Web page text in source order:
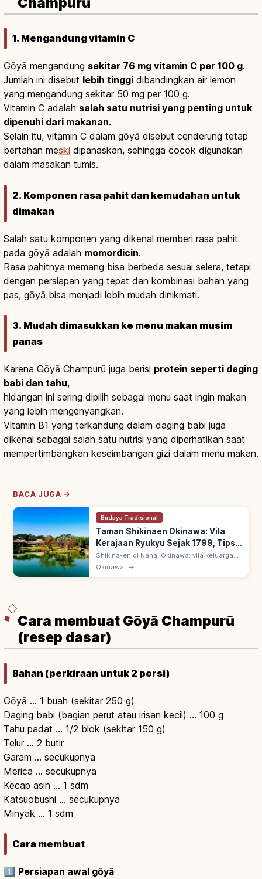
1. Mengandung vitamin C
Gōyā mengandung sekitar 76 mg vitamin C per 100 g.
Jumlah ini disebut lebih tinggi dibandingkan air lemon
yang mengandung sekitar 50 mg per 100 g.
Vitamin C adalah salah satu nutrisi yang penting untuk
dipenuhi dari makanan.
Selain itu, vitamin C dalam gōyā disebut cenderung tetap
bertahan meski dipanaskan, sehingga cocok digunakan
dalam masakan tumis.
2. Komponen rasa pahit dan kemudahan untuk
dimakan
Salah satu komponen yang dikenal memberi rasa pahit
pada gōyā adalah momordicin.
Rasa pahitnya memang bisa berbeda sesuai selera, tetapi
dengan persiapan yang tepat dan kombinasi bahan yang
pas, gōyā bisa menjadi lebih mudah dinikmati.
3. Mudah dimasukkan ke menu makan musim
panas
Karena Gōyā Champurū juga berisi protein seperti daging
babi dan tahu,
hidangan ini sering dipilih sebagai menu saat ingin makan
yang lebih mengenyangkan.
Vitamin B1 yang terkandung dalam daging babi juga
dikenal sebagai salah satu nutrisi yang diperhatikan saat
mempertimbangkan keseimbangan gizi dalam menu makan.
BACA JUGA →
Budaya Tradisional
Taman Shikinaen Okinawa: Vila
Kerajaan Ryukyu Sejak 1799, Tips
Berkunjung
Shikina-en di Naha, Okinawa: vila keluarga
kerajaan Ryukyu sejak 1799, wisma tamu
Okinawa →
Cara membuat Gōyā Champurū
(resep dasar)
Bahan (perkiraan untuk 2 porsi)
Gōyā … 1 buah (sekitar 250 g)
Daging babi (bagian perut atau irisan kecil) … 100 g
Tahu padat … 1/2 blok (sekitar 150 g)
Telur … 2 butir
Garam … secukupnya
Merica … secukupnya
Kecap asin … 1 sdm
Katsuobushi … secukupnya
Minyak … 1 sdm
Cara membuat
1️⃣ Persiapan awal gōyā